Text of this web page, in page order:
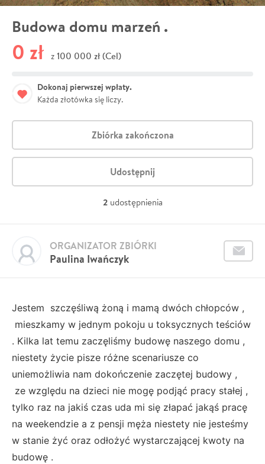
Budowa domu marzeń .
0 zł z 100 000 zł (Cel)
Dokonaj pierwszej wpłaty.
Każda złotówka się liczy.
Zbiórka zakończona
Udostępnij
2 udostępnienia
Paulina Iwańczyk
ORGANIZATOR ZBIÓRKI
Jestem szczęśliwą żoną i mamą dwóch chłopców ,
mieszkamy w jednym pokoju u toksycznych teściów
. Kilka lat temu zaczęliśmy budowę naszego domu ,
niestety życie pisze różne scenariusze co
uniemożliwia nam dokończenie zaczętej budowy ,
ze względu na dzieci nie mogę podjąć pracy stałej ,
tylko raz na jakiś czas uda mi się złapać jakąś pracę
na weekendzie a z pensji męża niestety nie jesteśmy
w stanie żyć oraz odłożyć wystarczającej kwoty na
budowę .